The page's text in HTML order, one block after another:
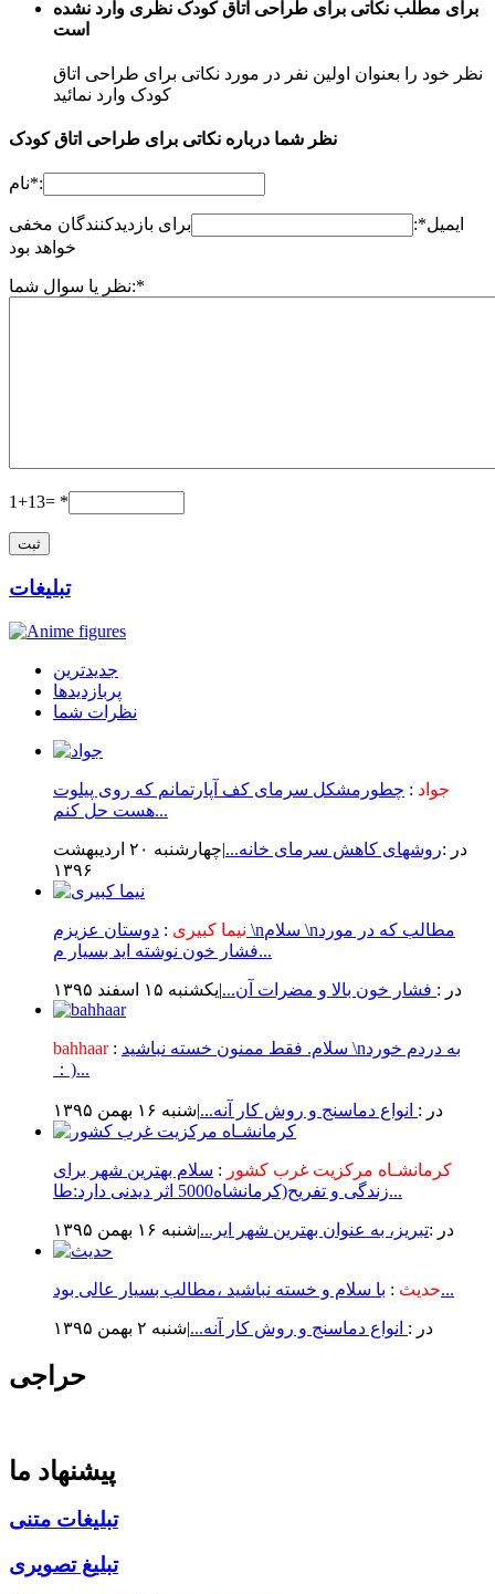
برای مطلب نکاتی برای طراحی اتاق کودک نظری وارد نشده
است
نظر خود را بعنوان اولین نفر در مورد نکاتی برای طراحی اتاق
کودک وارد نمائید
نظر شما درباره نکاتی برای طراحی اتاق کودک
نام*:
ایمیل*:
برای بازدیدکنندگان مخفی
خواهد بود
نظر یا سوال شما:*
1+13= *
تبلیغات
جدیدترین
پربازدیدها
نظرات شما
جواد : چطورمشکل سرمای کف آپارتمانم که روی پیلوت
هست حل کنم...
در :روشهای کاهش سرمای خانه...
|چهارشنبه ۲۰ ارديبهشت
۱۳۹۶
نیما کبیری : دوستان عزیزم \nسلام \nمطالب که در مورد
فشار خون نوشته اید بسیار م...
در : فشار خون بالا و مضرات آن...|يكشنبه ۱۵ اسفند ۱۳۹۵
bahhaar: سلام. فقط ممنون خسته نباشید \nبه دردم خورد
：)...
در : انواع دماسنج و روش كار آنه...|شنبه ۱۶ بهمن ۱۳۹۵
کرمانشـاه مرکزیت غرب کشور : سلام بهترین شهر برای
زندگی و تفریح(کرمانشاه5000 اثر دیدنی دارد:طا...
در :تبریز، به عنوان بهترین شهر ایر...|شنبه ۱۶ بهمن ۱۳۹۵
حدیث : با سلام و خسته نباشید ،مطالب بسیار عالی بود...
در : انواع دماسنج و روش كار آنه...|شنبه ۲ بهمن ۱۳۹۵
حراجی
پیشنهاد ما
تبلیغات متنی
تبلیغ تصویری